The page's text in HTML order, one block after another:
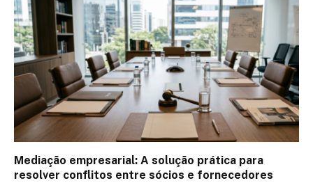
Mediação empresarial: A solução prática para
resolver conflitos entre sócios e fornecedores